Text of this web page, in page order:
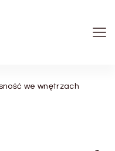
we wnętrzach